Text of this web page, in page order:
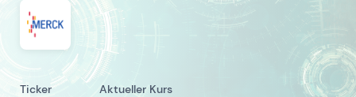
Ticker Aktueller Kurs